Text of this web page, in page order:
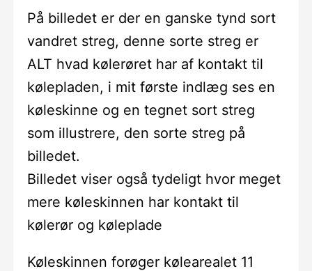
På billedet er der en ganske tynd sort
vandret streg, denne sorte streg er
ALT hvad kølerøret har af kontakt til
kølepladen, i mit første indlæg ses en
køleskinne og en tegnet sort streg
som illustrere, den sorte streg på
billedet.
Billedet viser også tydeligt hvor meget
mere køleskinnen har kontakt til
kølerør og køleplade
Køleskinnen forøger kølearealet 11